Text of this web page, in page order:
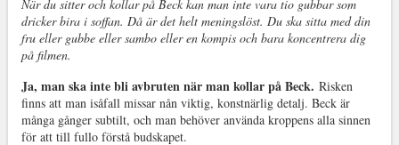
När du sitter och kollar på Beck kan man inte vara tio gubbar som
dricker bira i soffan. Då är det helt meningslöst. Du ska sitta med din
fru eller gubbe eller sambo eller en kompis och bara koncentrera dig
på filmen.
Ja, man ska inte bli avbruten när man kollar på Beck. Risken
finns att man isåfall missar nån viktig, konstnärlig detalj. Beck är
många gånger subtilt, och man behöver använda kroppens alla sinnen
för att till fullo förstå budskapet.